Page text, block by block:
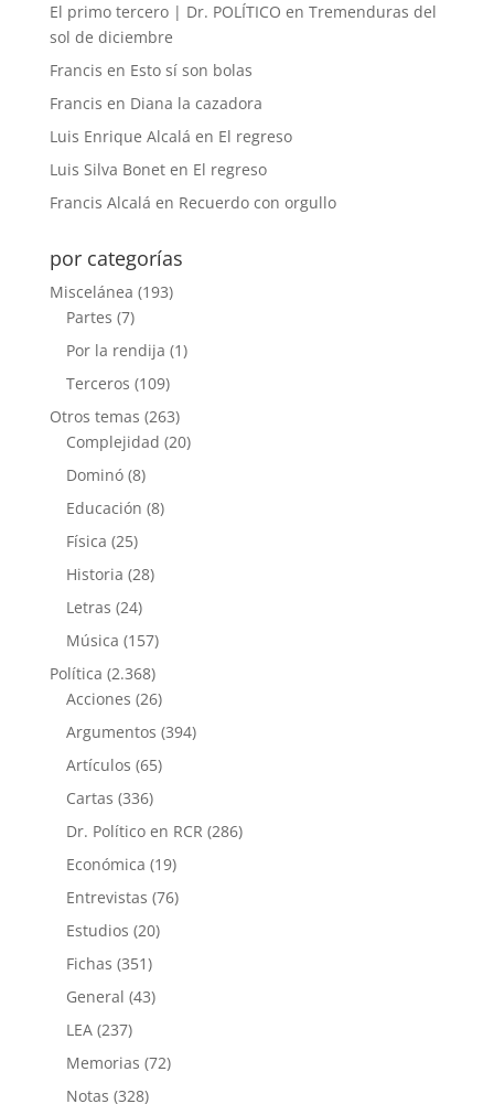
El primo tercero | Dr. POLÍTICO en Tremenduras del
sol de diciembre
Francis en Esto sí son bolas
Francis en Diana la cazadora
Luis Enrique Alcalá en El regreso
Luis Silva Boneten El regreso
Francis Alcalá en Recuerdo con orgullo
por categorías
Miscelánea (193)
Partes (7)
Por la rendija (1)
Terceros (109)
Otros temas (263)
Complejidad (20)
Dominó(8)
Educación (8)
Física (25)
Historia (28)
Letras (24)
Música (157)
Política (2.368)
Acciones (26)
Argumentos (394)
Artículos (65)
Cartas (336)
Dr. Político en RCR (286)
Económica (19)
Entrevistas (76)
Estudios (20)
Fichas (351)
General (43)
LEA(237)
Memorias (72)
Notas (328)